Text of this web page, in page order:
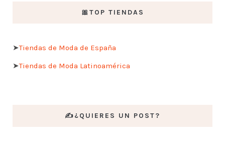
🎀TOP TIENDAS
➤Tiendas de Moda de España
➤Tiendas de Moda Latinoamérica
✍️¿QUIERES UN POST?